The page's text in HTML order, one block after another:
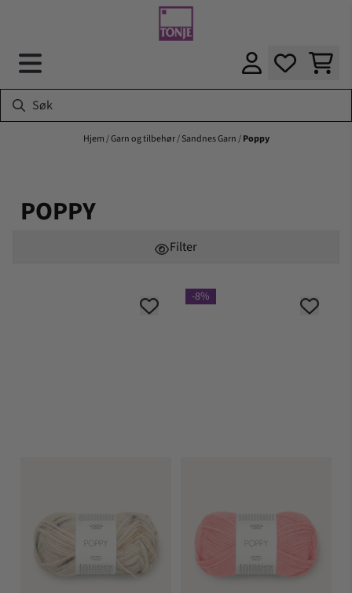
Hjem/Garn og tilbehør/Sandnes Garn/Poppy
POPPY
Filter
-8%